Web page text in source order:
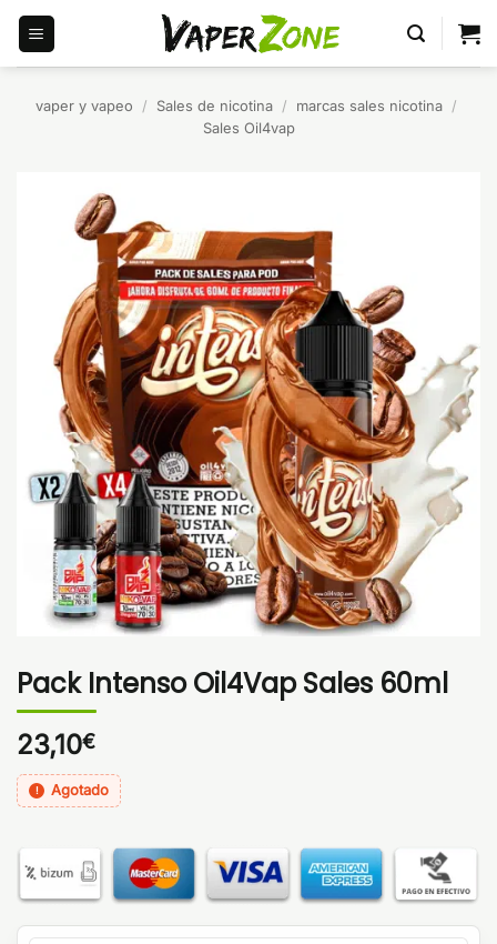
Saltar
contenido
vaper y vapeo / Sales de nicotina / marcas sales nicotina /
Sales Oil4vap
Pack Intenso Oil4Vap Sales 60ml
23,10€
Agotado